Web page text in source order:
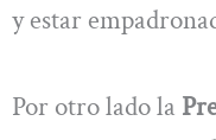
y estar
Por otro lado la